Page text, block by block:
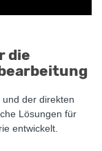
die
der direkten
Lösungen für
entwickelt.